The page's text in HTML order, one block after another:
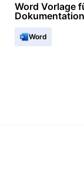
Word Vorlage
Word